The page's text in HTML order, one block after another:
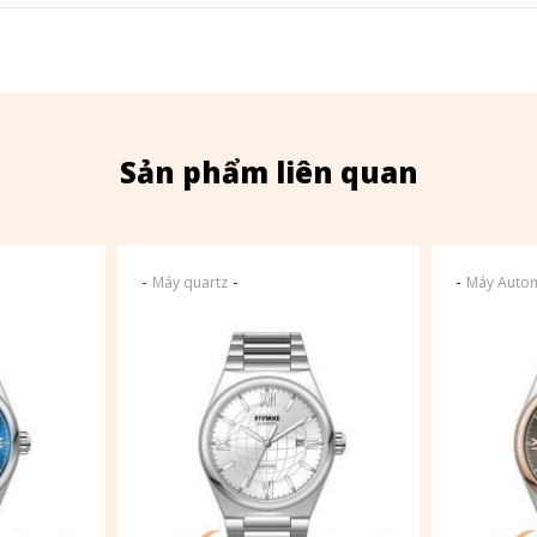
Sản phẩm liên quan
- Máy quartz- - Máy